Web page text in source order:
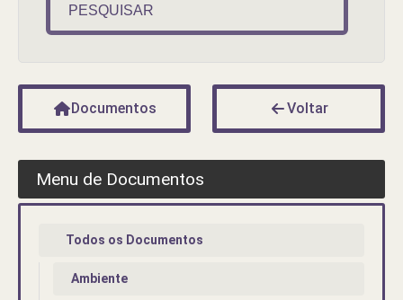
PESQUISAR
Documentos Voltar
Menu de Documentos
Todos os Documentos
Ambiente